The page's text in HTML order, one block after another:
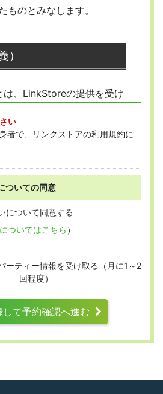
ものとみなします。
）
は、LinkStoreの提供を受け
本規約に従って会員登録
ます。
用範囲）
の会員に適用され、登録手
用資格）
い
者で、リンクストアの利用規約に
ついての同意
について同意する
ついてはこちら ）
ーティー情報を受け取る（月に1～2
回程度）
して予約確認へ進む